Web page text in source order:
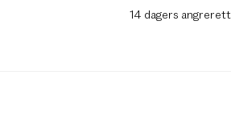
14 dagers angrerett